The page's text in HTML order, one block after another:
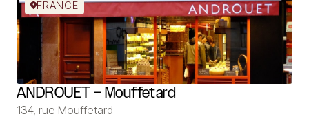
FRANCE
ANDROUET – Mouffetard
134, rue Mouffetard